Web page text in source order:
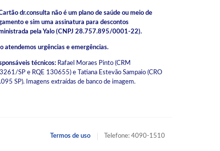
dr.consulta não é um plano de saúde ou meio de
e sim uma assinatura para descontos
pela Yalo (CNPJ 28.757.895/0001-22).
atendemos urgências e emergências.
técnicos:Rafael Moraes Pinto (CRM
SP e RQE 130655) e Tatiana Estevão Sampaio (CRO
SP). Imagens extraídas de banco de imagem.
Termos de uso Telefone: 4090-1510